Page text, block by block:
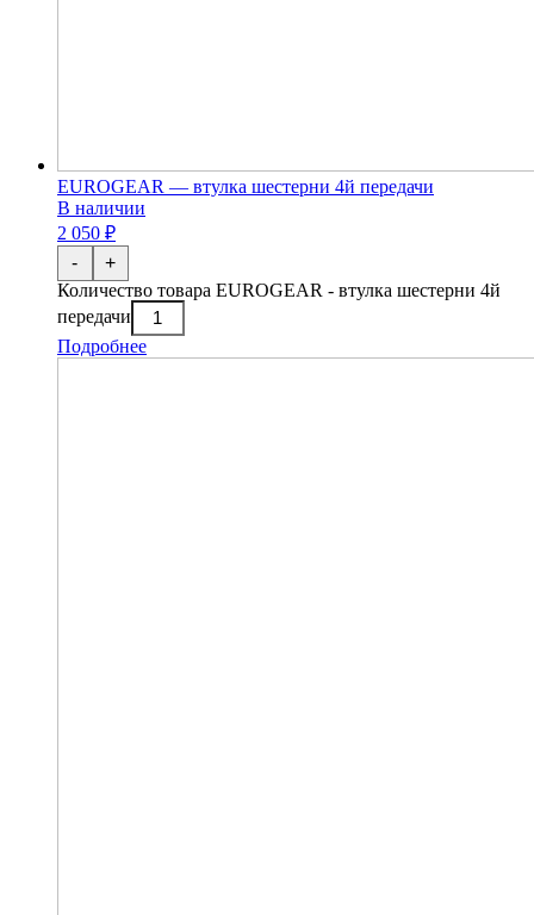
EUROGEAR — втулка шестерни 4й передачи
В наличии
2 050 ₽
-
Количество товара EUROGEAR - втулка шестерни 4й
передачи
+
Подробнее